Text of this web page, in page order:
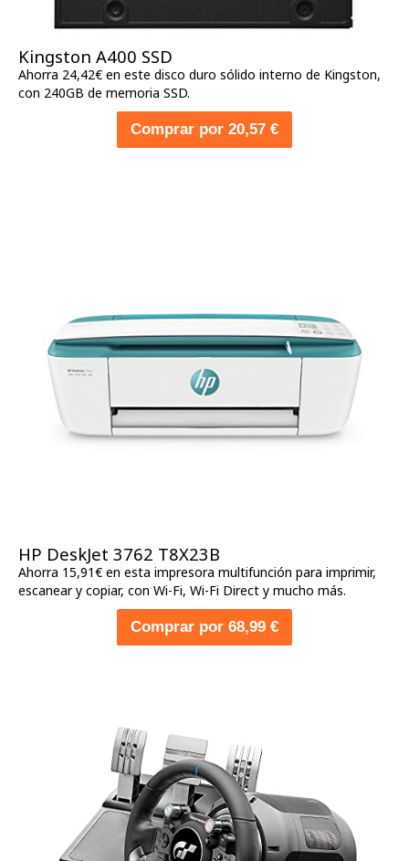
Kingston A400 SSD
Ahorra 24,42€ en este disco duro sólido interno de Kingston,
con 240GB de memoria SSD.
Comprar por 20,57 €
HP DeskJet 3762 T8X23B
Ahorra 15,91€ en esta impresora multifunción para imprimir,
escanear y copiar, con Wi-Fi, Wi-Fi Direct y mucho más.
Comprar por 68,99 €